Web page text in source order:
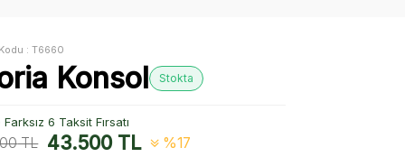
:T6660
Konsol Stokta
6 Taksit Fırsatı
TL 43.500TL %17